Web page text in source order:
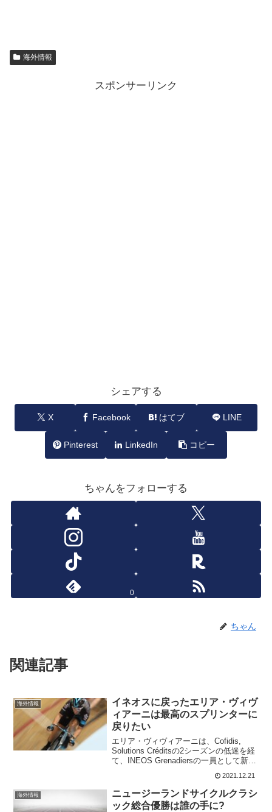
海外情報
スポンサーリンク
シェアする
X Facebook はてブ LINE
Pinterest LinkedIn コピー
ちゃんをフォローする
0
ちゃん
関連記事
海外情報
イネオスに戻ったエリア・ヴィヴ
ィアーニは最高のスプリンターに
戻りたい
エリア・ヴィヴィアーニは、Cofidis,
Solutions Créditsの2シーズンの低迷を経
て、INEOS Grenadiersの一員として新年
を迎える。このイタリアを代表する最強
スプリンターの一人は、リセットして勝
利の道に戻ること...
2021.12.21
海外情報
ニュージーランドサイクルクラシ
ック総合優勝は誰の手に?